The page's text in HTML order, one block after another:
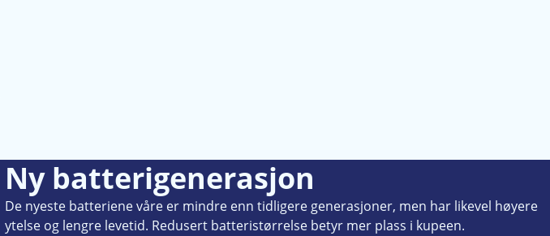
Ny batterigenerasjon
De nyeste batteriene våre er mindre enn tidligere generasjoner, men har likevel høyere
ytelse og lengre levetid. Redusert batteristørrelse betyr mer plass i kupeen.